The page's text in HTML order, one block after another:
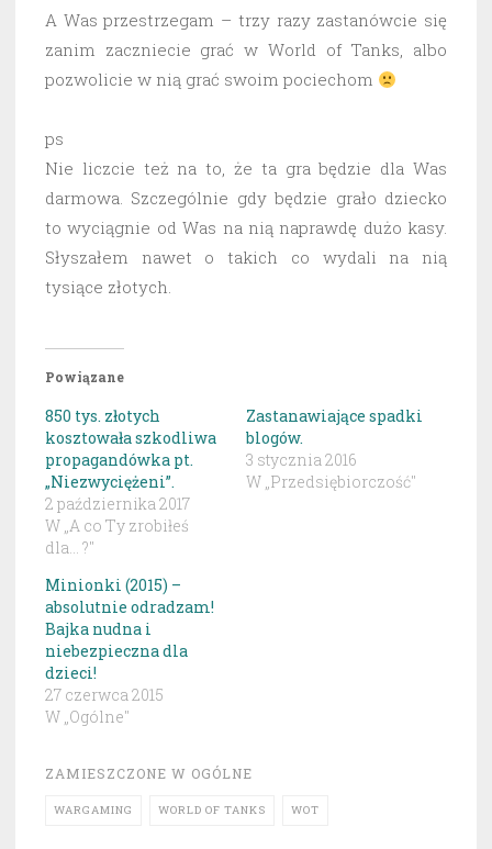
A Was przestrzegam – trzy razy zastanówcie się
zanim zaczniecie grać w World of Tanks, albo
pozwolicie w nią grać swoim pociechom
ps
Nie liczcie też na to, że ta gra będzie dla Was
darmowa. Szczególnie gdy będzie grało dziecko
to wyciągnie od Was na nią naprawdę dużo kasy.
Słyszałem nawet o takich co wydali na nią
tysiące złotych.
Powiązane
850 tys. złotych
kosztowała szkodliwa
propagandówka pt.
„Niezwyciężeni”.
2 października 2017
W „A co Ty zrobiłeś
dla... ?"
Zastanawiające spadki
blogów.
3 stycznia 2016
W „Przedsiębiorczość"
Minionki (2015) –
absolutnie odradzam!
Bajka nudna i
niebezpieczna dla
dzieci!
27 czerwca 2015
W „Ogólne"
ZAMIESZCZONE W OGÓLNE
WARGAMING WORLD OF TANKS WOT